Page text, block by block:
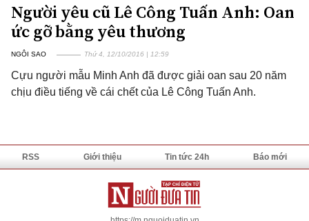
Người yêu cũ Lê Công Tuấn Anh: Oan
ức gỡ bằng yêu thương
NGÔI SAO Thứ 4, 12/10/2016 | 12:59
Cựu người mẫu Minh Anh đã được giải oan sau 20 năm
chịu điều tiếng về cái chết của Lê Công Tuấn Anh.
RSS Giới thiệu Tin tức 24h Báo mới